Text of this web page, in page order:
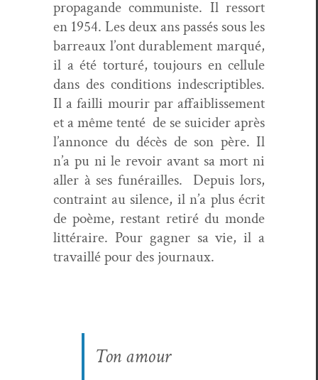
pro­pa­gande com­mu­niste. Il ressort
en 1954. Les deux ans passés sous les
bar­reaux l’ont durable­ment mar­qué,
il a été tor­turé, tou­jours en cel­lule
dans des con­di­tions inde­scriptibles.
Il a fail­li mourir par affaib­lisse­ment
et a même ten­té de se sui­cider après
l’annonce du décès de son père. Il
n’a pu ni le revoir avant sa mort ni
aller à ses funérailles. Depuis lors,
con­traint au silence, il n’a plus écrit
de poème, restant retiré du monde
lit­téraire. Pour gag­n­er sa vie, il a
tra­vail­lé pour des journaux.
Ton amour